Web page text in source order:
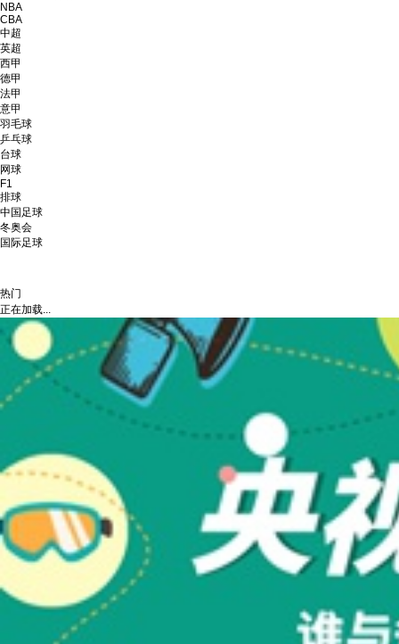
NBA
CBA
中超
英超
西甲
德甲
法甲
意甲
羽毛球
乒乓球
台球
网球
F1
排球
中国足球
冬奥会
国际足球
热门
正在加载...